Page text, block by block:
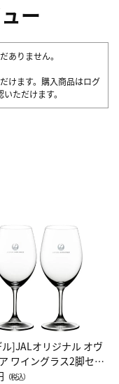
ー
ありません。
けます。購入商品はログ
ただけます。
]JALオリジナル オヴ
ワイングラス2脚セッ
ドワイン）
（税込）